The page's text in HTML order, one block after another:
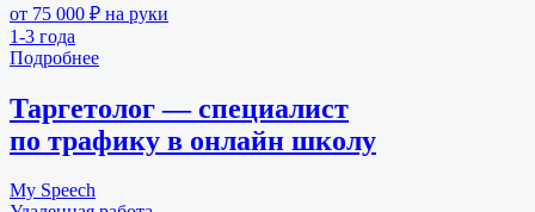
от 75 000 ₽ на руки
1-3 года
Подробнее
Таргетолог — специалист
по трафику в онлайн школу
My Speech